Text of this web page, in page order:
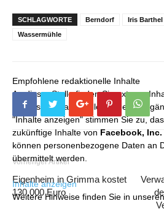
SCHLAGWORTE Berndorf Iris Barthel
Wassermühle
Empfohlene redaktionelle Inhalte
An dieser Stelle finden Sie externe
die unser redaktionelles Angebot
"Inhalte anzeigen" stimmen Sie zu,
zukünftige Inhalte von Facebook, Inc.
können personenbezogene Daten an
übermittelt werden.
Inhalte anzeigen
Weitere Hinweise finden Sie in
Vorheriger Artikel
Eigenheim in Grimma kostet
130.000 Euro